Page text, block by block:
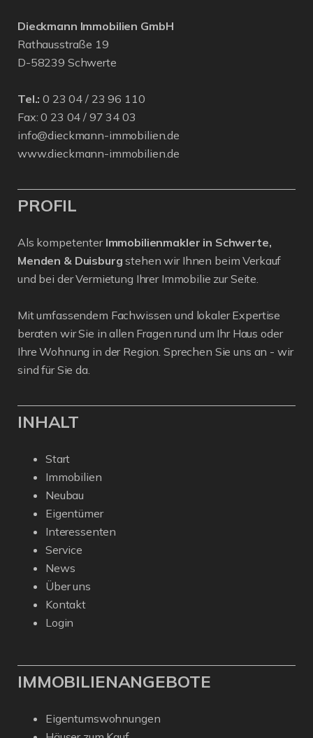
Dieckmann Immobilien GmbH
Rathausstraße 19
D-58239 Schwerte
Tel.: 0 23 04 / 23 96 110
Fax: 0 23 04 / 97 34 03
info@dieckmann-immobilien.de
www.dieckmann-immobilien.de
PROFIL
Als kompetenter Immobilienmakler in Schwerte,
Menden & Duisburg stehen wir Ihnen beim Verkauf
und bei der Vermietung Ihrer Immobilie zur Seite.
Mit umfassendem Fachwissen und lokaler Expertise
beraten wir Sie in allen Fragen rund um Ihr Haus oder
Ihre Wohnung in der Region. Sprechen Sie uns an - wir
sind für Sie da.
INHALT
Start
Immobilien
Neubau
Eigentümer
Interessenten
Service
News
Über uns
Kontakt
Login
IMMOBILIENANGEBOTE
Eigentumswohnungen